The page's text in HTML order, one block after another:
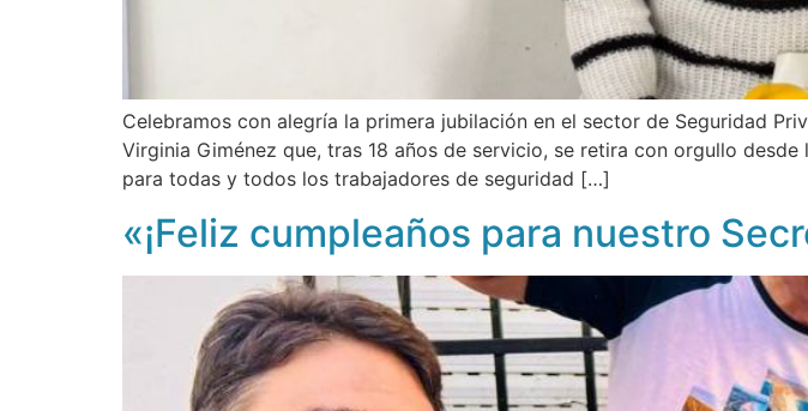
Celebramos con alegría la primera jubilación en el sector de Seguridad
Virginia Giménez que, tras 18 años de servicio, se retira con orgullo
para todas y todos los trabajadores de seguridad […]
«¡Feliz cumpleaños para nuestro